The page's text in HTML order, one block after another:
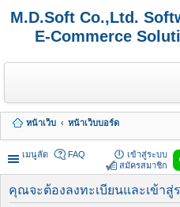
M.D.Soft Co.,Ltd.
E-Commerce
หน้าเว็บ
หน้าเว็บบอร์ด
เมนูลัด
FAQ
เข้าสู่ระบบ
สมัครสมาชิก
คุณจะต้องลงทะเบียนและเข้าสู่